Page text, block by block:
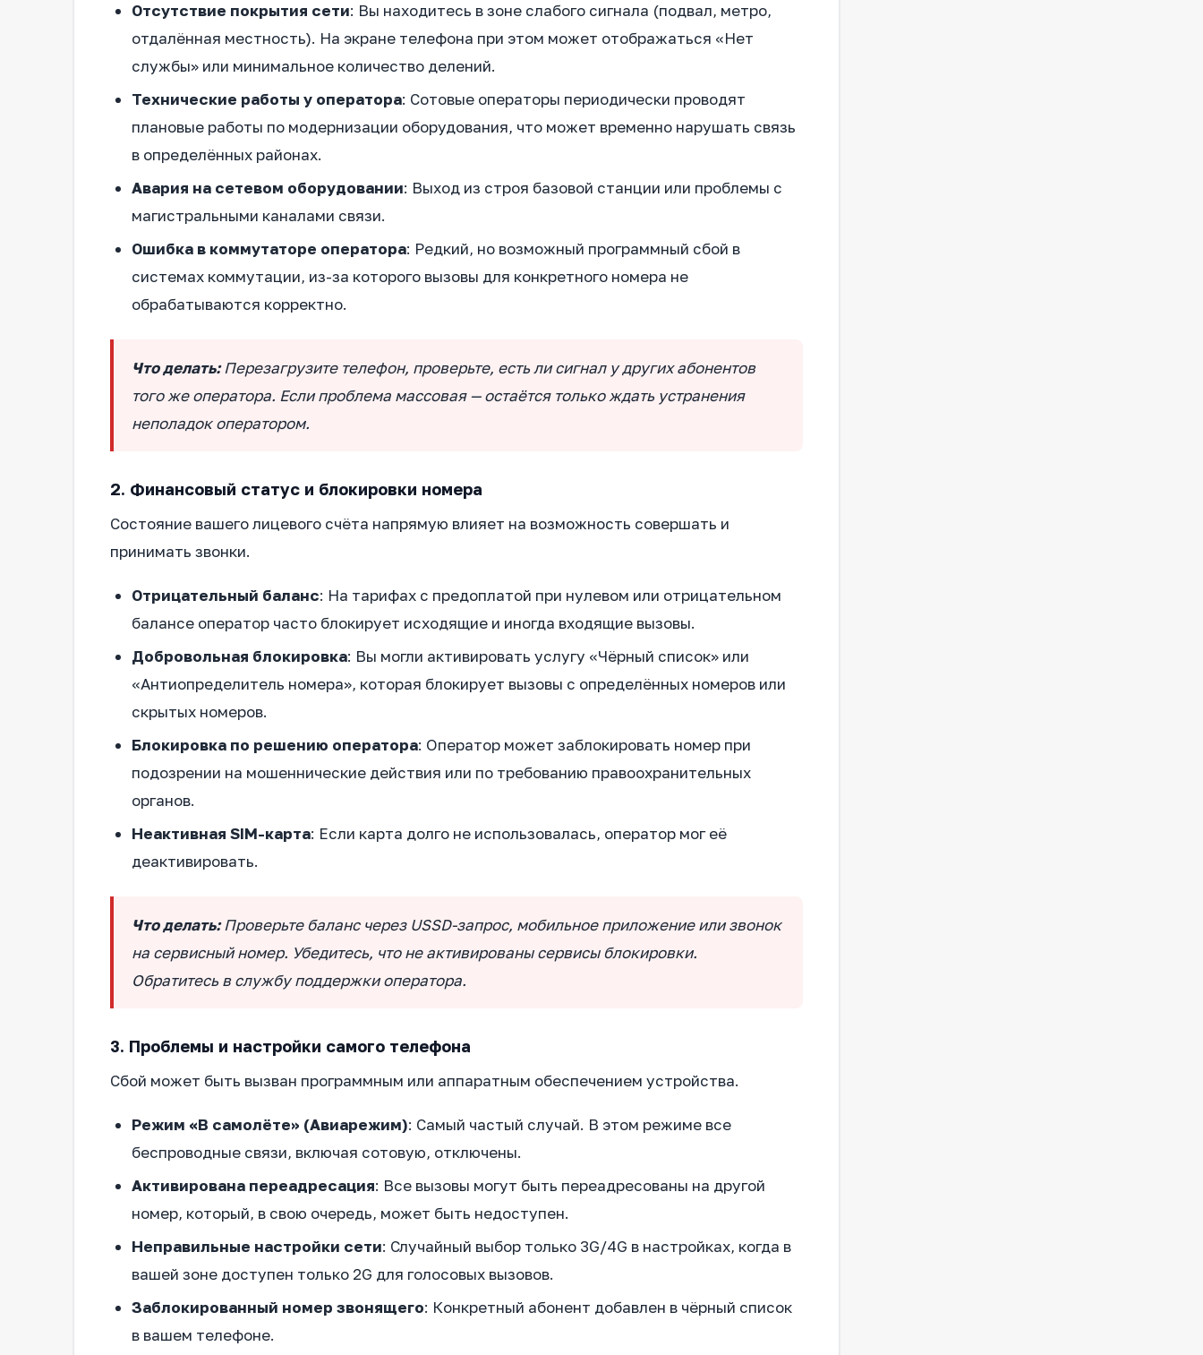
Отсутствие покрытия сети: Вы находитесь в зоне слабого сигнала (подвал, метро,
отдалённая местность). На экране телефона при этом может отображаться «Нет
службы» или минимальное количество делений.
Технические работы у оператора: Сотовые операторы периодически проводят
плановые работы по модернизации оборудования, что может временно нарушать связь
в определённых районах.
Авария на сетевом оборудовании: Выход из строя базовой станции или проблемы с
магистральными каналами связи.
Ошибка в коммутаторе оператора: Редкий, но возможный программный сбой в
системах коммутации, из-за которого вызовы для конкретного номера не
обрабатываются корректно.
Что делать:Перезагрузите телефон, проверьте, есть ли сигнал у других абонентов
того же оператора. Если проблема массовая — остаётся только ждать устранения
неполадок оператором.
2. Финансовый статус и блокировки номера
Состояние вашего лицевого счёта напрямую влияет на возможность совершать и
принимать звонки.
Отрицательный баланс: На тарифах с предоплатой при нулевом или отрицательном
балансе оператор часто блокирует исходящие и иногда входящие вызовы.
Добровольная блокировка: Вы могли активировать услугу «Чёрный список» или
«Антиопределитель номера», которая блокирует вызовы с определённых номеров или
скрытых номеров.
Блокировка по решению оператора: Оператор может заблокировать номер при
подозрении на мошеннические действия или по требованию правоохранительных
органов.
Неактивная SIM-карта: Если карта долго не использовалась, оператор мог её
деактивировать.
Что делать:Проверьте баланс через USSD-запрос, мобильное приложение или звонок
на сервисный номер. Убедитесь, что не активированы сервисы блокировки.
Обратитесь в службу поддержки оператора.
3. Проблемы и настройки самого телефона
Сбой может быть вызван программным или аппаратным обеспечением устройства.
Режим «В самолёте» (Авиарежим): Самый частый случай. В этом режиме все
беспроводные связи, включая сотовую, отключены.
Активирована переадресация: Все вызовы могут быть переадресованы на другой
номер, который, в свою очередь, может быть недоступен.
Неправильные настройки сети: Случайный выбор только 3G/4G в настройках, когда в
вашей зоне доступен только 2G для голосовых вызовов.
Заблокированный номер звонящего: Конкретный абонент добавлен в чёрный список
в вашем телефоне.